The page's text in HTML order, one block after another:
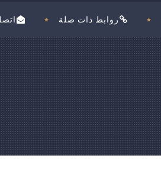
روابط ذات صلة